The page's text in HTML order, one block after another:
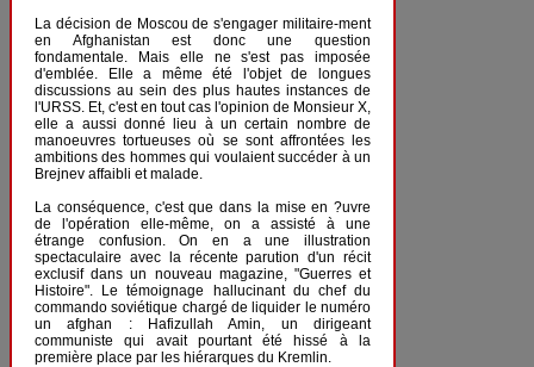
La décision de Moscou de s'engager militaire-ment
en Afghanistan est donc une question
fondamentale. Mais elle ne s'est pas imposée
d'emblée. Elle a même été l'objet de longues
discussions au sein des plus hautes instances de
l'URSS. Et, c'est en tout cas l'opinion de Monsieur X,
elle a aussi donné lieu à un certain nombre de
manoeuvres tortueuses où se sont affrontées les
ambitions des hommes qui voulaient succéder à un
Brejnev affaibli et malade.
La conséquence, c'est que dans la mise en ?uvre
de l'opération elle-même, on a assisté à une
étrange confusion. On en a une illustration
spectaculaire avec la récente parution d'un récit
exclusif dans un nouveau magazine, "Guerres et
Histoire". Le témoignage hallucinant du chef du
commando soviétique chargé de liquider le numéro
un afghan : Hafizullah Amin, un dirigeant
communiste qui avait pourtant été hissé à la
première place par les hiérarques du Kremlin.